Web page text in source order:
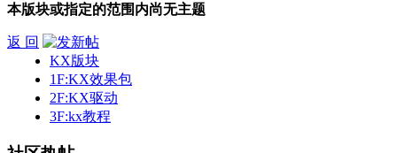
本版块或指定的范围内尚无主题
返 回
KX版块
1F:KX效果包
2F:KX驱动
3F:kx教程